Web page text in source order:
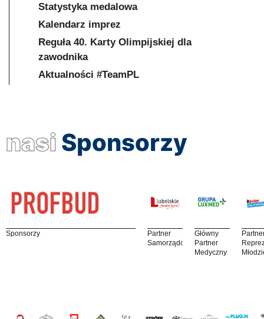
Statystyka medalowa
Kalendarz imprez
Reguła 40. Karty Olimpijskiej dla
zawodnika
Aktualności #TeamPL
nasi Sponsorzy
Sponsorzy
Partner
Samorządowy
Główny
Partner
Medyczny